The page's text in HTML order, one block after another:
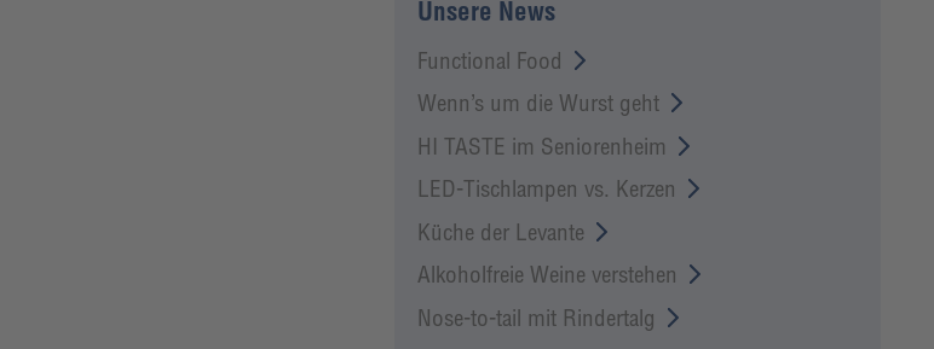
Unsere News
Functional Food
Wenn’s um die Wurst geht
HI TASTE im Seniorenheim
LED-Tischlampen vs. Kerzen
Küche der Levante
Alkoholfreie Weine verstehen
Nose-to-tail mit Rindertalg